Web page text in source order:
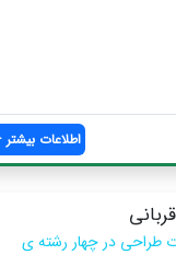
اطلاعات بیشتر
طراحی در چهار رشته ی